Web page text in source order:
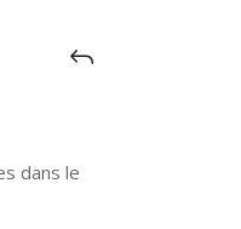
dans le